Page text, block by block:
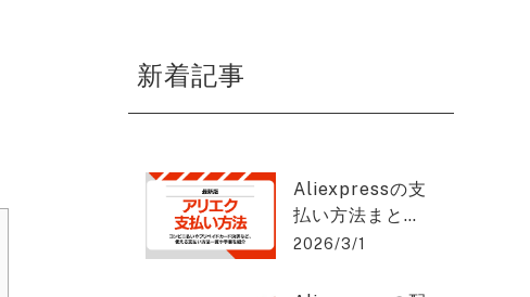
ング広告運用・WEB
SEO対策・SEOコン
新着記事
Aliexpressの支
払い方法まと
め：安全に使う
2026/3/1